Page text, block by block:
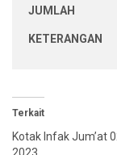
JUMLAH
KETERANGAN
Terkait
Kotak Infak Jum’at